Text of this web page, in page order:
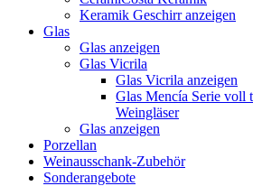
Keramik Geschirr anzeigen
Glas
Glas anzeigen
Glas Vicrila
Glas Vicrila anzeigen
Glas Mencía Serie voll
Weingläser
Glas anzeigen
Porzellan
Weinausschank-Zubehör
Sonderangebote